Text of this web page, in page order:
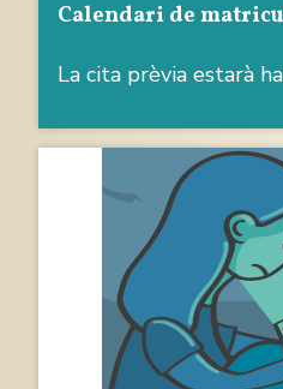
Calendari de
La cita prèvia estarà